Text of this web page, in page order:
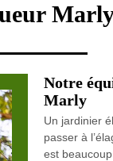
Notre
Marly
Un jardinier
passer à
est